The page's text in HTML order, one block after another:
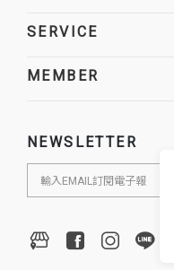
SERVICE
MEMBER
NEWSLETTER